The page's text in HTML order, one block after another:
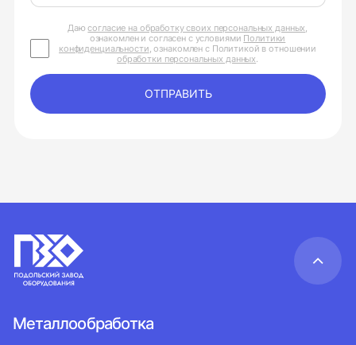
Даюсогласие на обработку своих персональных данных,
ознакомлен и согласен с условиями Политики
конфиденциальности, ознакомлен с Политикой в отношении
обработки персональных данных.
ОТПРАВИТЬ
Металлообработка